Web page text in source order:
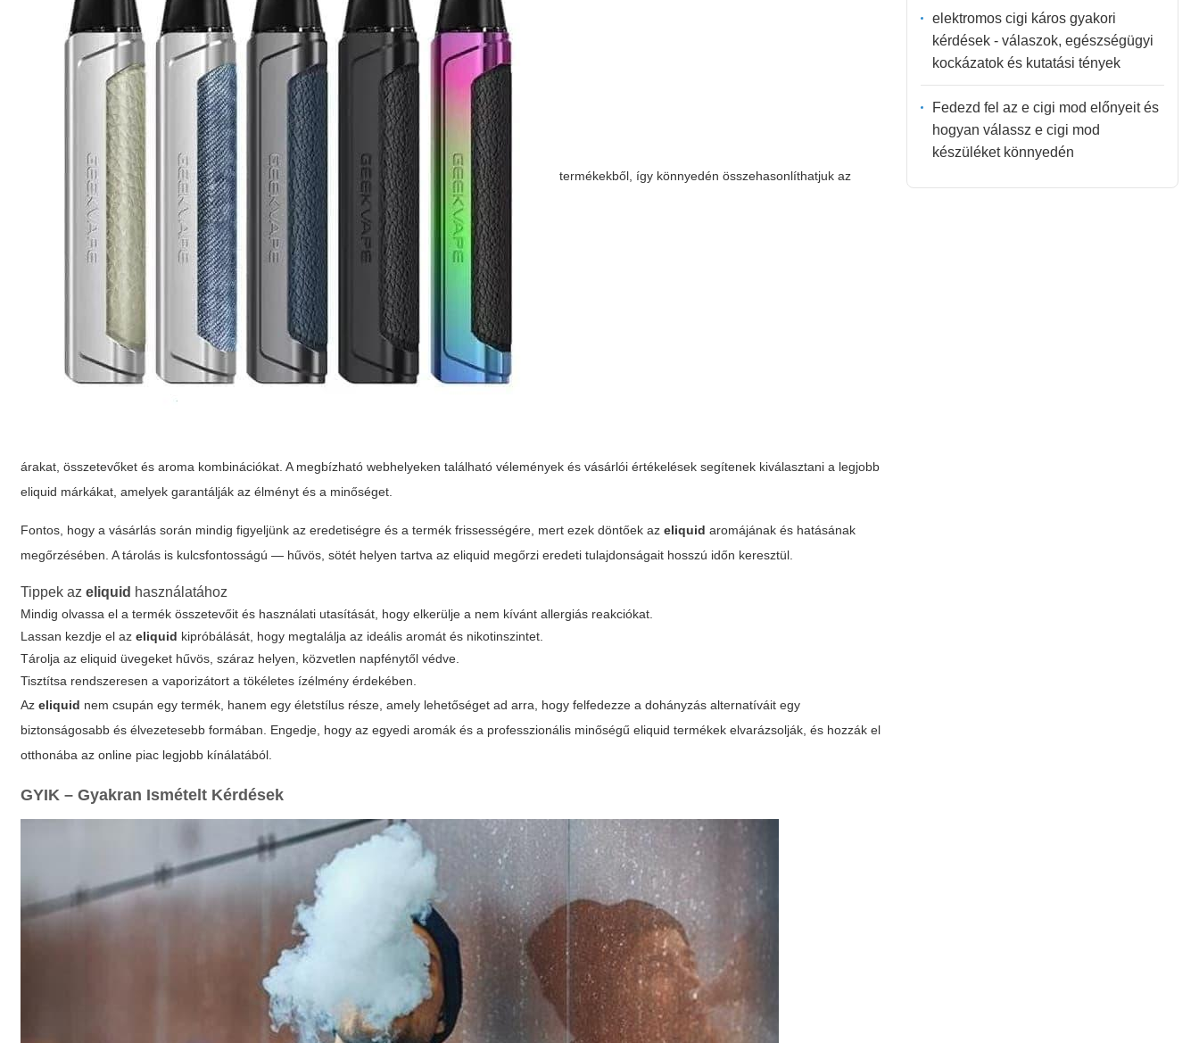
termékekből, így könnyedén összehasonlíthatjuk az
árakat, összetevőket és aroma kombinációkat. A megbízható webhelyeken található vélemények és vásárlói értékelések segítenek kiválasztani a legjobb
eliquid márkákat, amelyek garantálják az élményt és a minőséget.
Fontos, hogy a vásárlás során mindig figyeljünk az eredetiségre és a termék frissességére, mert ezek döntőek azeliquid aromájának és hatásának
megőrzésében. A tárolás is kulcsfontosságú — hűvös, sötét helyen tartva azeliquid megőrzi eredeti tulajdonságait hosszú időn keresztül.
Tippek azeliquid használatához
Mindig olvassa el a termék összetevőit és használati utasítását, hogy elkerülje a nem kívánt allergiás reakciókat.
Lassan kezdje el azeliquid kipróbálását, hogy megtalálja az ideális aromát és nikotinszintet.
Tárolja azeliquid üvegeket hűvös, száraz helyen, közvetlen napfénytől védve.
Tisztítsa rendszeresen a vaporizátort a tökéletes ízélmény érdekében.
Azeliquid nem csupán egy termék, hanem egy életstílus része, amely lehetőséget ad arra, hogy felfedezze a dohányzás alternatíváit egy
biztonságosabb és élvezetesebb formában. Engedje, hogy az egyedi aromák és a professzionális minőségűeliquid termékek elvarázsolják, és hozzák el
otthonába az online piac legjobb kínálatából.
GYIK – Gyakran Ismételt Kérdések
elektromos cigi káros gyakori
kérdések - válaszok, egészségügyi
kockázatok és kutatási tények
Fedezd fel az e cigi mod előnyeit és
hogyan válassz e cigi mod
készüléket könnyedén